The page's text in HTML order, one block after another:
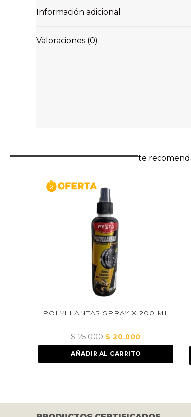
Información adicional
Valoraciones (0)
te
POLYLLANTAS SPRAY X 200 ML
25.000El
precio
original
$20.000El
precio
actual
AÑADIR AL CARRITO
LOS CASCOS Y LLANTAS ESTÁN